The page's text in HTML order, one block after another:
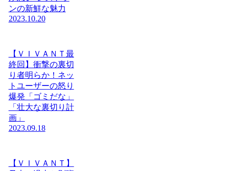
ンの新鮮な魅力
2023.10.20
【ＶＩＶＡＮＴ最
終回】衝撃の裏切
り者明らか！ネッ
トユーザーの怒り
爆発「ゴミだな」
「壮大な裏切り計
画」
2023.09.18
【ＶＩＶＡＮＴ】